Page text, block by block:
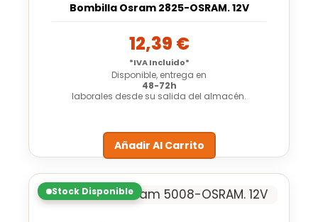
Bombilla Osram 2825-OSRAM. 12V
12,39 €
*IVA Incluido*
Disponible, entrega en
48-72h
laborales desde su salida del almacén.
Añadir Al Carrito
Stock Disponible